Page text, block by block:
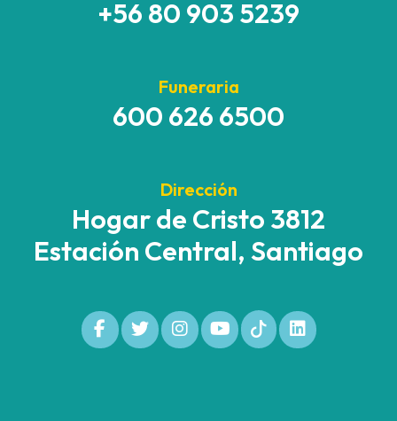
+56 80 903 5239
Funeraria
600 626 6500
Dirección
Hogar de Cristo 3812
Estación Central, Santiago